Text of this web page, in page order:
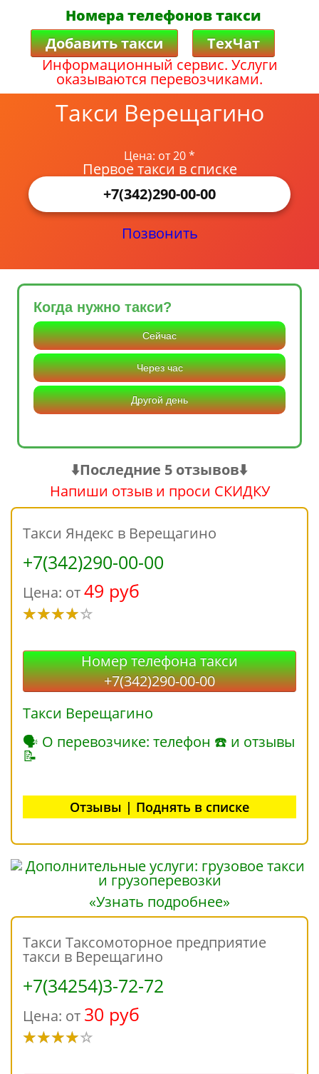
Номера телефонов такси
Добавить такси
ТехЧат
Информационный сервис. Услуги
оказываются перевозчиками.
Такси Верещагино
Цена: от 20 *
Первое такси в списке
+7(342)290-00-00
Позвонить
Когда нужно такси?
Сейчас
Через час
Другой день
⬇️Последние 5 отзывов⬇️
Напиши отзыв и проси СКИДКУ
Такси Яндекс в Верещагино
+7(342)290-00-00
Цена: от49 руб
Номер телефона такси
+7(342)290-00-00
Такси Верещагино
🗣 О перевозчике: телефон ☎ и отзывы
📝
Отзывы | Поднять в списке
«Узнать подробнее»
Такси Таксомоторное предприятие
такси в Верещагино
+7(34254)3-72-72
Цена: от 30 руб